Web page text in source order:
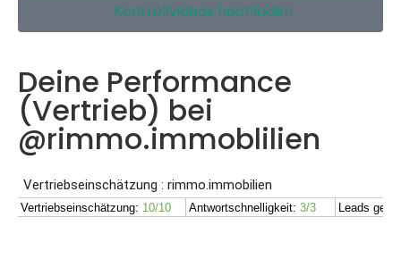
Kontrollvideos hochladen
Deine Performance
(Vertrieb) bei
@rimmo.immoblilien